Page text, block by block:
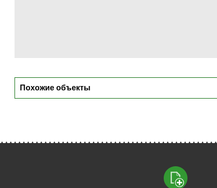
Похожие объекты